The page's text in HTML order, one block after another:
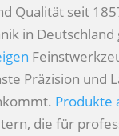
Qualität seit
in
Präzision und
Produkte
die für